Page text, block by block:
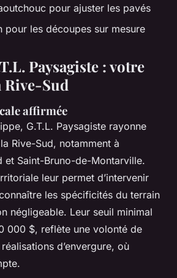
pour ajuster les pavés
pour les découpes sur mesure
Paysagiste : votre
Rive-Sud
affirmée
G.T.L. Paysagiste rayonne
Rive-Sud, notamment à
et Saint-Bruno-de-Montarville.
leur permet d’intervenir
les spécificités du terrain
négligeable. Leur seuil minimal
000 $, reflète une volonté de
d’envergure, où